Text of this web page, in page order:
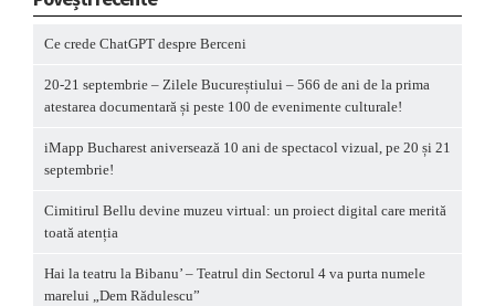
Ce crede ChatGPT despre Berceni
20-21 septembrie – Zilele Bucureștiului – 566 de ani de la prima
atestarea documentară și peste 100 de evenimente culturale!
iMapp Bucharest aniversează 10 ani de spectacol vizual, pe 20 și 21
septembrie!
Cimitirul Bellu devine muzeu virtual: un proiect digital care merită
toată atenția
Hai la teatru la Bibanu’ – Teatrul din Sectorul 4 va purta numele
marelui „Dem Rădulescu”